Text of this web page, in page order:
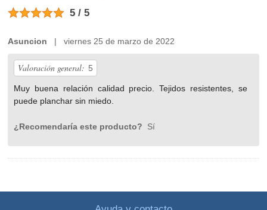
5 / 5
Asuncion | viernes 25 de marzo de 2022
Valoración general: 5
Muy buena relación calidad precio. Tejidos resistentes, se
puede planchar sin miedo.
¿Recomendaría este producto? Sí